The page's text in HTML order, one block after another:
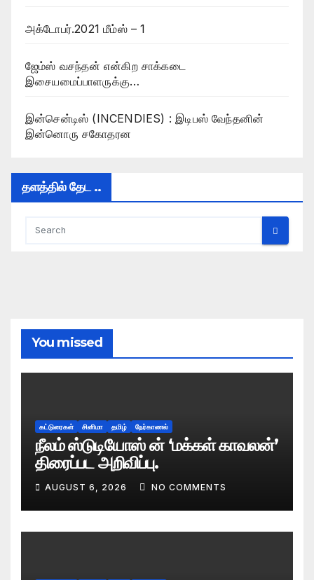
அக்டோபர்.2021 மீம்ஸ் – 1
ஜேம்ஸ் வசந்தன் என்கிற சாக்கடை
இசையமைப்பாளருக்கு…
இன்சென்டிஸ் (INCENDIES) : இடிபஸ் வேந்தனின்
இன்னொரு சகோதரன
தளத்தில் தேட ..
You missed
கட்டுரைகள் சினிமா தமிழ் நேர்காணல்
நீலம் ஸ்டுடியோஸ் ன் ‘மக்கள் காவலன்’
திரைப்பட அறிவிப்பு.
AUGUST 6, 2026 NO COMMENTS